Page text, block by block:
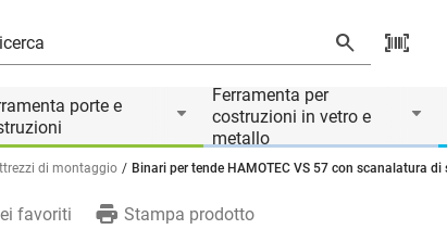
porte e
Ferramenta per
costruzioni in vetro e
metallo
di montaggio Binari per tende HAMOTEC VS 57 con scanalatura
favoriti Stampa prodotto